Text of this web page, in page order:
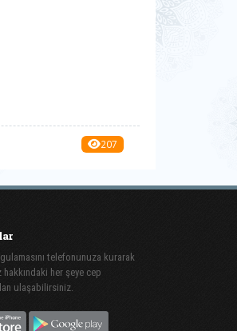
207
telefonunuza kurarak
her şeye cep
ulaşabilirsiniz.